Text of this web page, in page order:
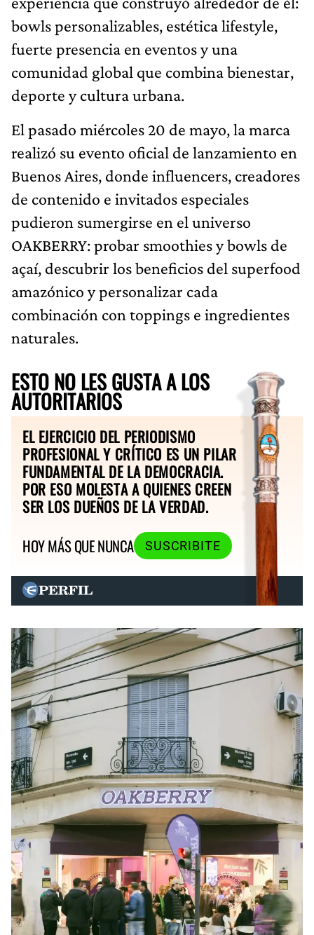
bowls personalizables, estética lifestyle,
fuerte presencia en eventos y una
comunidad global que combina bienestar,
deporte y cultura urbana.
El pasado miércoles 20 de mayo, la marca
realizó su evento oficial de lanzamiento en
Buenos Aires, donde influencers, creadores
de contenido e invitados especiales
pudieron sumergirse en el universo
OAKBERRY: probar smoothies y bowls de
açaí, descubrir los beneficios del superfood
amazónico y personalizar cada
combinación con toppings e ingredientes
naturales.
ESTO NO LES GUSTA A LOS
AUTORITARIOS
EL EJERCICIO DEL PERIODISMO
PROFESIONAL Y CRÍTICO ES UN PILAR
FUNDAMENTAL DE LA DEMOCRACIA.
POR ESO MOLESTA A QUIENES CREEN
SER LOS DUEÑOS DE LA VERDAD.
HOY MÁS QUE NUNCA
SUSCRIBITE